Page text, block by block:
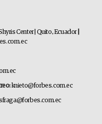
Center | Quito, Ecuador
knieto@forbes.com.ec